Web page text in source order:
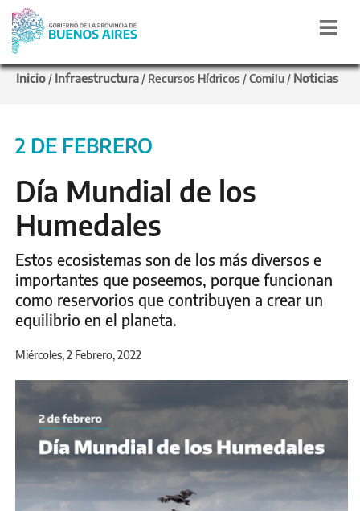
Inicio / Infraestructura / Recursos Hídricos /Comilu / Noticias
2 DE FEBRERO
Día Mundial de los
Humedales
Estos ecosistemas son de los más diversos e
importantes que poseemos, porque funcionan
como reservorios que contribuyen a crear un
equilibrio en el planeta.
Miércoles, 2 Febrero, 2022